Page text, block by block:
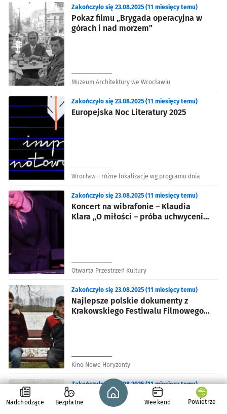
Pokaz filmu „Brygada operacyjna w
górach i nad morzem”
Zakończyło się 23.08.2025 (11 miesięcy temu)
Muzeum Architektury we Wrocławiu
Europejska Noc Literatury 2025
Zakończyło się 23.08.2025 (11 miesięcy temu)
Wrocław - różne lokalizacje wg programu dnia
Koncert na wibrafonie – Klaudia
Klara „O miłości – próba uchwycenia
Zakończyło się 23.08.2025 (11 miesięcy temu)
Otwarta Przestrzeń Kultury
Najlepsze polskie dokumenty z
Krakowskiego Festiwalu Filmowego
Zakończyło się 23.08.2025 (11 miesięcy temu)
Kino Nowe Horyzonty
„Tu zaczyna się Wrocław” The
Cinematic Orchestra & Leszek
Zakończyło się 23.08.2025 (11 miesięcy temu)
Nadchodzące Bezpłatne
Strona główna - wroclaw.pl
Weekend Powietrze